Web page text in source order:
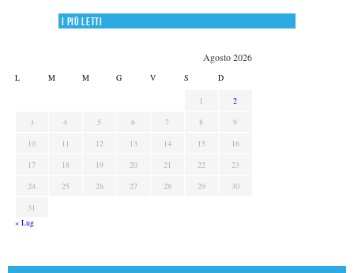
I più letti
Agosto 2026
L M M G V S D
1
2
3
4 5 6 7 8
9
10
11 12 13 14 15
16
17
18 19 20 21 22
23
24
25 26 27 28 29
30
31
« Lug